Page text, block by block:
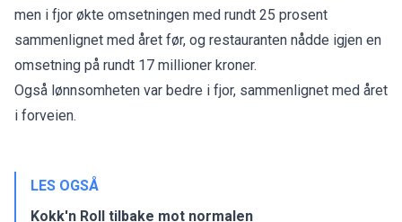
men i fjor økte omsetningen med rundt 25 prosent
sammenlignet med året før, og restauranten nådde igjen en
omsetning på rundt 17 millioner kroner.
Også lønnsomheten var bedre i fjor, sammenlignet med året
i forveien.
LES OGSÅ
Kokk'n Roll tilbake mot normalen